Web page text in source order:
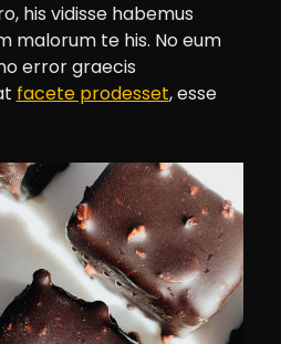
his vidisse habemus
malorum te his. No eum
error graecis
facete prodesset, esse